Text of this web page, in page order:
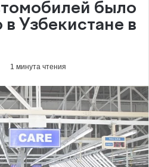
было
Узбекистане в
1 минута чтения